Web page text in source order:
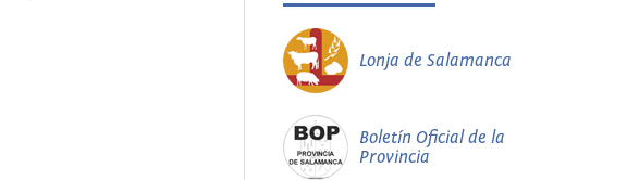
Lonja de Salamanca
Boletín Oficial de la
Provincia